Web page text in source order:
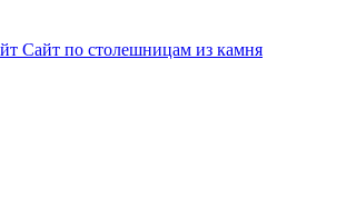
Сайт по столешницам из камня